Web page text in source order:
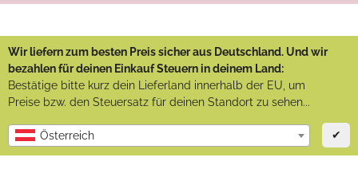
Wir liefern zum besten Preis sicher aus Deutschland. Und wir
bezahlen für deinen Einkauf Steuern in deinem Land:
Bestätige bitte kurz dein Lieferland innerhalb der EU, um
Preise bzw. den Steuersatz für deinen Standort zu sehen...
Österreich ✔